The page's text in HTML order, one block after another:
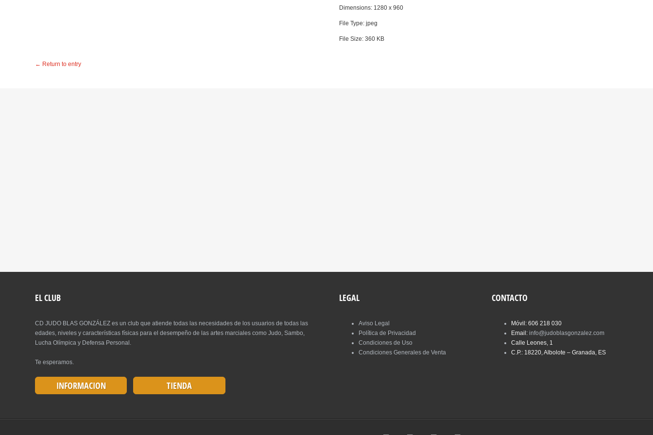
Dimensions: 1280 x 960
File Type: jpeg
File Size: 360 KB
← Return to entry
EL CLUB
CD JUDO BLAS GONZÁLEZ es un club que atiende todas las necesidades de los usuarios de todas las
edades, niveles y características físicas para el desempeño de las artes marciales como Judo, Sambo,
Lucha Olímpica y Defensa Personal.
Te esperamos.
INFORMACION TIENDA
LEGAL
Aviso Legal
Política de Privacidad
Condiciones de Uso
Condiciones Generales de Venta
CONTACTO
Móvil: 606 218 030
Email: info@judoblasgonzalez.com
Calle Leones, 1
C.P.: 18220, Albolote – Granada, ES